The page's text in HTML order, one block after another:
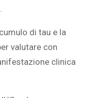
di tau e la
valutare con
clinica